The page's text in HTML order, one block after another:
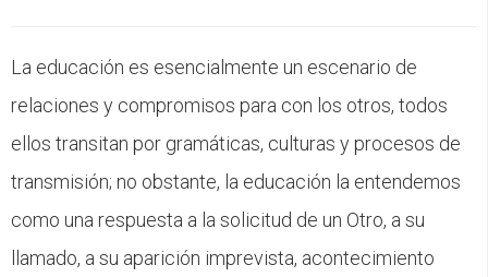
La educación es esencialmente un escenario de
relaciones y compromisos para con los otros, todos
ellos transitan por gramáticas, culturas y procesos de
transmisión; no obstante, la educación la entendemos
como una respuesta a la solicitud de un Otro, a su
llamado, a su aparición imprevista, acontecimiento